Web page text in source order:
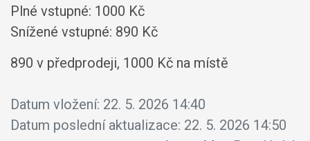
Plné vstupné: 1000 Kč
Snížené vstupné: 890 Kč
890 v předprodeji, 1000 Kč na místě
Datum vložení: 22. 5. 2026 14:40
Datum poslední aktualizace: 22. 5. 2026 14:50